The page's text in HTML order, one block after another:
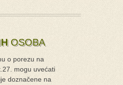
OSOBA
o porezu na
mogu uvećati
doznačene na